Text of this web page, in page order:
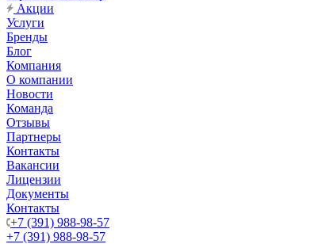
Акции
Услуги
Бренды
Блог
Компания
О компании
Новости
Команда
Отзывы
Партнеры
Контакты
Вакансии
Лицензии
Документы
Контакты
+7 (391) 988-98-57
+7 (391) 988-98-57